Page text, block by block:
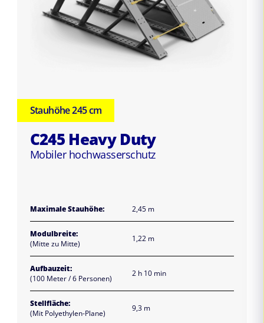
Stauhöhe 245 cm
C245 Heavy Duty
Mobiler hochwasserschutz
Maximale Stauhöhe: 2,45 m
Modulbreite:
(Mitte zu Mitte)
1,22 m
Aufbauzeit:
(100 Meter / 6 Personen)
2 h 10 min
Stellfläche:
(Mit Polyethylen-Plane)
9,3 m